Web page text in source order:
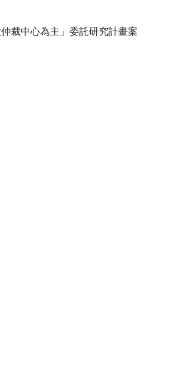
裁中心為主」委託研究計畫案